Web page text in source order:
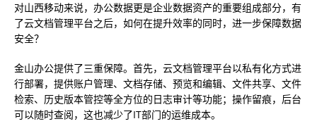
对山西移动来说，办公数据更是企业数据资产的重要组成部分，有
了云文档管理平台之后，如何在提升效率的同时，进一步保障数据
安全？
金山办公提供了三重保障。首先，云文档管理平台以私有化方式进
行部署，提供账户管理、文档存储、预览和编辑、文件共享、文件
检索、历史版本管控等全方位的日志审计等功能；操作留痕，后台
可以随时查阅，这也减少了IT部门的运维成本。